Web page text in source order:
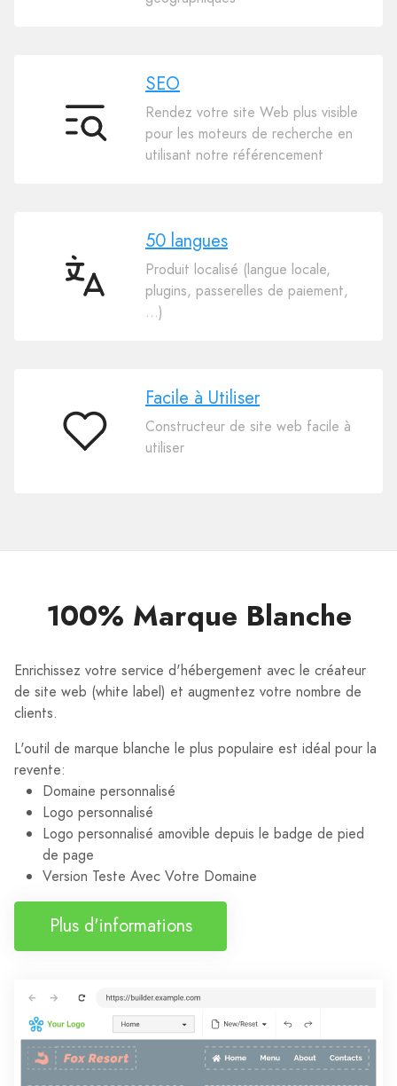
SEO
SEO
Rendez votre site Web plus visible
pour les moteurs de recherche en
utilisant notre référencement
50
50 langues
Produit localisé (langue locale,
plugins, passerelles de paiement,
…)
Facile
Facile à Utiliser
Constructeur de site web facile à
utiliser
100% Marque Blanche
Enrichissez votre service d'hébergement avec le créateur
de site web (white label) et augmentez votre nombre de
clients.
L'outil de marque blanche le plus populaire est idéal pour la
revente:
Domaine personnalisé
Logo personnalisé
Logo personnalisé amovible depuis le badge de pied
de page
Version Teste Avec Votre Domaine
Plus d'informations